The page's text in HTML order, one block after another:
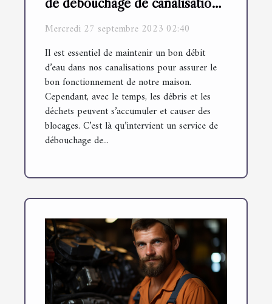
?
Mercredi 27 septembre 2023 02:40
Il est essentiel de maintenir un bon débit
d’eau dans nos canalisations pour assurer le
bon fonctionnement de notre maison.
Cependant, avec le temps, les débris et les
déchets peuvent s’accumuler et causer des
blocages. C’est là qu’intervient un service de
débouchage de...